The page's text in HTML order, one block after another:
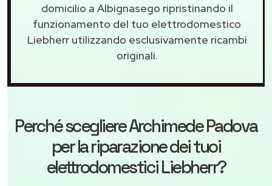
domicilio a Albignasego ripristinando il
funzionamento del tuo elettrodomestico
Liebherr utilizzando esclusivamente ricambi
originali.
Perché scegliereArchimede Padova
per la riparazione dei tuoi
elettrodomestici Liebherr?